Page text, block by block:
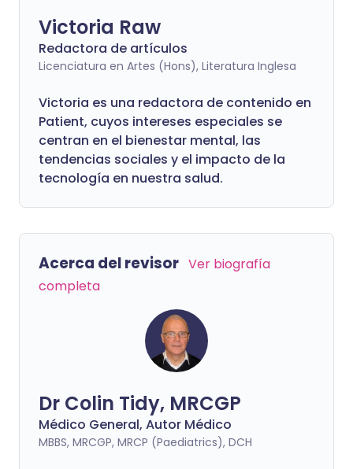
detrás del bombo.
Victoria Raw
Redactora de artículos
Licenciatura en Artes (Hons), Literatura Inglesa
Victoria es una redactora de contenido en
Patient, cuyos intereses especiales se
centran en el bienestar mental, las
tendencias sociales y el impacto de la
tecnología en nuestra salud.
Acerca del revisor Ver biografía
completa
Dr Colin Tidy, MRCGP
Médico General, Autor Médico
MBBS, MRCGP, MRCP (Paediatrics), DCH